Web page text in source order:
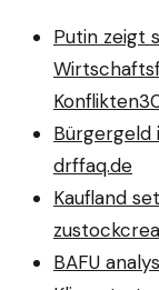
Putin zeigt
Konflikten
Bürgergeld
drffaq.de
Kaufland
zu
BAFU